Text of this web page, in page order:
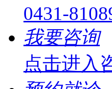
0431-
我要咨询
点击进入